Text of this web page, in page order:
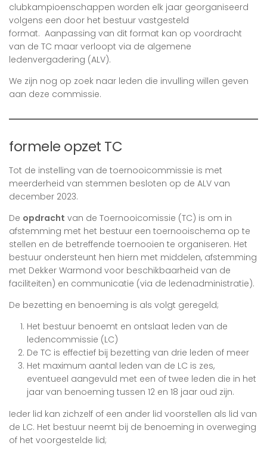
clubkampioenschappen worden elk jaar georganiseerd
volgens een door het bestuur vastgesteld
format. Aanpassing van dit format kan op voordracht
van de TC maar verloopt via de algemene
ledenvergadering (ALV).
We zijn nog op zoek naar leden die invulling willen geven
aan deze commissie.
formele opzet TC
Tot de instelling van de toernooicommissie is met
meerderheid van stemmen besloten op de ALV van
december 2023.
De opdracht van de Toernooicomissie (TC) is om in
afstemming met het bestuur een toernooischema op te
stellen en de betreffende toernooien te organiseren. Het
bestuur ondersteunt hen hiern met middelen, afstemming
met Dekker Warmond voor beschikbaarheid van de
faciliteiten) en communicatie (via de ledenadministratie).
De bezetting en benoeming is als volgt geregeld;
Het bestuur benoemt en ontslaat leden van de
ledencommissie (LC)
De TC is effectief bij bezetting van drie leden of meer
Het maximum aantal leden van de LC is zes,
eventueel aangevuld met een of twee leden die in het
jaar van benoeming tussen 12 en 18 jaar oud zijn.
Ieder lid kan zichzelf of een ander lid voorstellen als lid van
de LC. Het bestuur neemt bij de benoeming in overweging
of het voorgestelde lid;